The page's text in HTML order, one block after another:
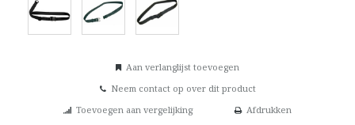
Aan verlanglijst toevoegen
Neem contact op over dit product
Toevoegen aan vergelijking
Afdrukken